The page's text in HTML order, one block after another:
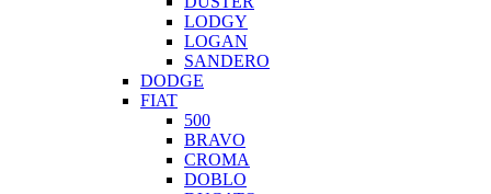
LODGY
LOGAN
SANDERO
DODGE
FIAT
500
BRAVO
CROMA
DOBLO